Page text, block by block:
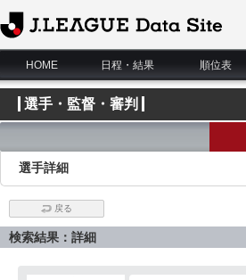
J.League Data Site
HOME
日程・結果 順位表
選手・監督・審判
選手詳細
戻る
検索結果：詳細